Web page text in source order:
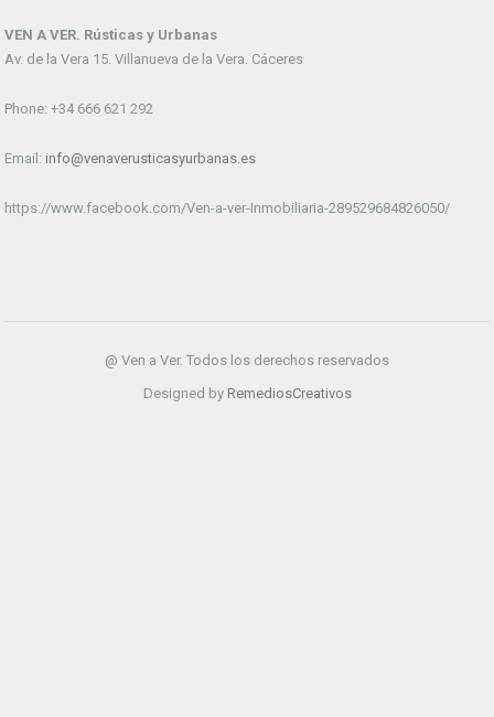
VEN A VER. Rústicas y Urbanas
Av. de la Vera 15. Villanueva de la Vera. Cáceres
Phone: +34 666 621 292
Email: info@venaverusticasyurbanas.es
https://www.facebook.com/Ven-a-ver-Inmobiliaria-289529684826050/
@ Ven a Ver. Todos los derechos reservados
Designed by RemediosCreativos